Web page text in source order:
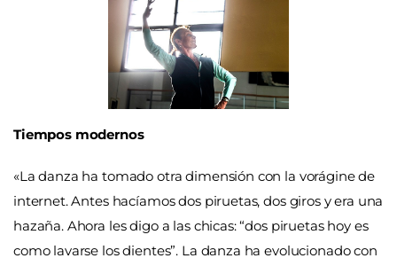
Tiempos modernos
«La danza ha tomado otra dimensión con la vorágine de
internet. Antes hacíamos dos piruetas, dos giros y era una
hazaña. Ahora les digo a las chicas: “dos piruetas hoy es
como lavarse los dientes”. La danza ha evolucionado con